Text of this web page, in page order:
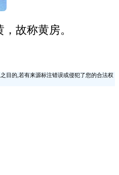
故称黄房。
目的,若有来源标注错误或侵犯了您的合法权